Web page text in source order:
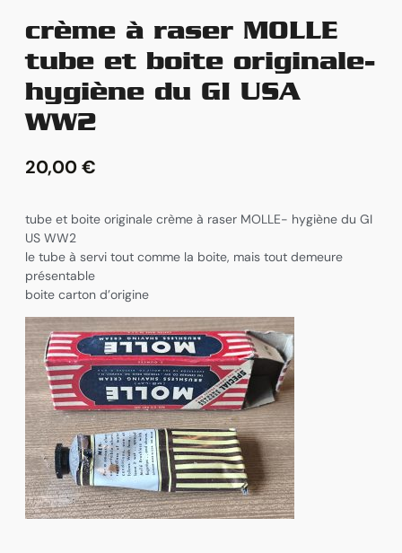
crème à raser MOLLE
tube et boite originale-
hygiène du GI USA
WW2
20,00€
tube et boite originale crème à raser MOLLE- hygiène du GI
US WW2
le tube à servi tout comme la boite, mais tout demeure
présentable
boite carton d’origine